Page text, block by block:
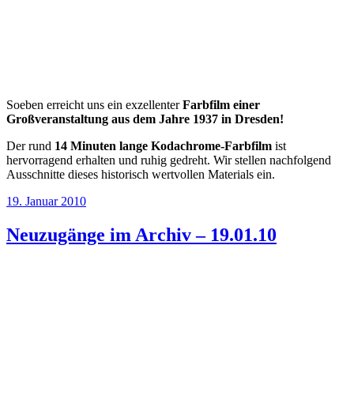
Soeben erreicht uns ein exzellenterFarbfilm einer
Großveranstaltung aus dem Jahre 1937 in Dresden!
Der rund 14 Minuten lange Kodachrome-Farbfilm ist
hervorragend erhalten und ruhig gedreht. Wir stellen nachfolgend
Ausschnitte dieses historisch wertvollen Materials ein.
Veröffentlicht
19. Januar 2010
Neuzugänge im Archiv – 19.01.10